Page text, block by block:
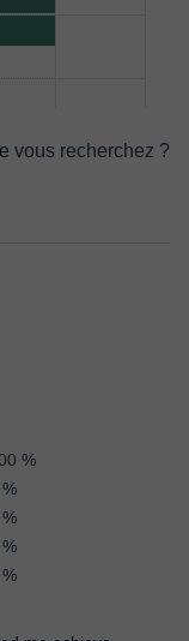
vous recherchez ?
%